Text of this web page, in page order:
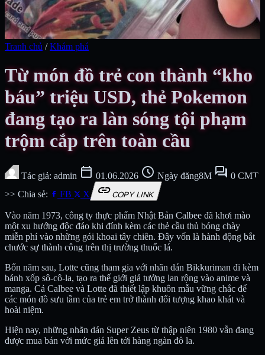
Tranh chủ / Khám phá
Từ món đồ trẻ con thành “kho
báu” triệu USD, thẻ Pokemon
đang tạo ra làn sóng tội phạm
trộm cắp trên toàn cầu
Tác giả: admin calendar_today 01.06.2026 schedule Ngày đăng8M forum 0 CMT
>> Chia sẻ:
FB X linkCOPY LINK
Vào năm 1973, công ty thực phẩm Nhật Bản Calbee đã khơi mào
một xu hướng độc đáo khi đính kèm các thẻ cầu thủ bóng chày
miễn phí vào những gói khoai tây chiên. Đây vốn là hành động bắt
chước sự thành công trên thị trường thuốc lá.
Bốn năm sau, Lotte cũng tham gia với nhãn dán Bikkuriman đi kèm
bánh xốp sô-cô-la, tạo ra thế giới giả tưởng lan rộng vào anime và
manga. Cả Calbee và Lotte đã thiết lập khuôn mẫu vững chắc để
các món đồ sưu tầm của trẻ em trở thành đối tượng khao khát và
hoài niệm.
Hiện nay, những nhãn dán Super Zeus từ thập niên 1980 vẫn đang
được mua bán với mức giá lên tới hàng ngàn đô la.